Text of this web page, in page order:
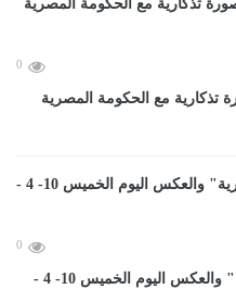
0
تذكارية مع الحكومة المصرية
0
مواعيد قطارات "القاهرة - الإسكندرية" والعكس اليوم الخميس 10- 4 -